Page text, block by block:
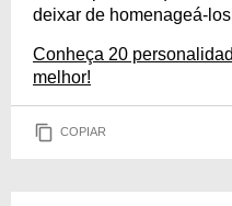
deixar de homenageá-
Conheça 20
melhor!
COPIAR